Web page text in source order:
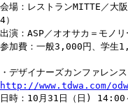
会場：レストランMITTE／大
4）
出演：ASP／オオサカ＝モノ
参加費：一般3,000円、学
・デザイナーズカンファレンス
http://www.tdwa.com/
日時：10月31日（日)